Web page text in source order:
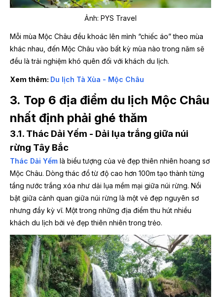
Ảnh: PYS Travel
Mỗi mùa Mộc Châu đều khoác lên mình “chiếc áo” theo mùa
khác nhau, đến Mộc Châu vào bất kỳ mùa nào trong năm sẽ
đều là trải nghiệm khó quên đối với khách du lịch.
Xem thêm: Du lịch Tà Xùa - Mộc Châu
3. Top 6 địa điểm du lịch Mộc Châu
nhất định phải ghé thăm
3.1. Thác Dải Yếm - Dải lụa trắng giữa núi
rừng Tây Bắc
Thác Dải Yếm là biểu tượng của vẻ đẹp thiên nhiên hoang sơ
Mộc Châu. Dòng thác đổ từ độ cao hơn 100m tạo thành từng
tầng nước trắng xóa như dải lụa mềm mại giữa núi rừng. Nổi
bật giữa cảnh quan giữa núi rừng là một vẻ đẹp nguyên sơ
nhưng đầy kỳ vĩ. Một trong những địa điểm thu hút nhiều
khách du lịch bởi vẻ đẹp thiên nhiên trong trẻo.